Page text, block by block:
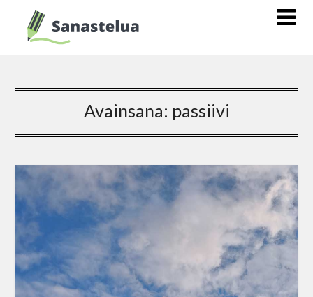
Avainsana: passiivi